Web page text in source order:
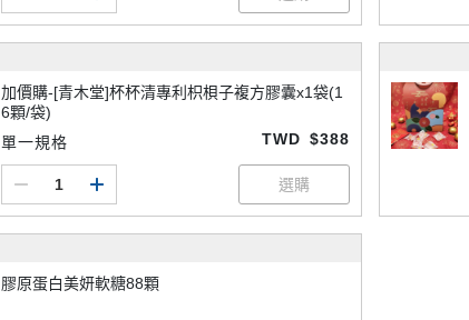
加價購-[青木堂]杯杯清專利枳梖子複方膠囊x1袋(1
6顆/袋)
單一規格
TWD $388
膠原蛋白美妍軟糖88顆